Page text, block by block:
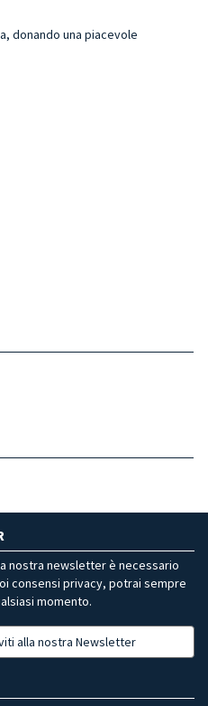
donando una piacevole
nostra newsletter è necessario
consensi privacy, potrai sempre
momento.
alla nostra Newsletter